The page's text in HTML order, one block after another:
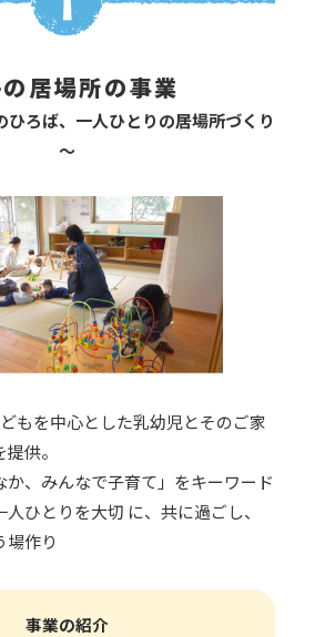
居場所の事業
ひろば、一人ひとりの居場所づくり
～
もを中心とした乳幼児とそのご家
供。
、みんなで子育て」をキーワード
ひとりを大切 に、共に過ごし、
場作り
事業の紹介